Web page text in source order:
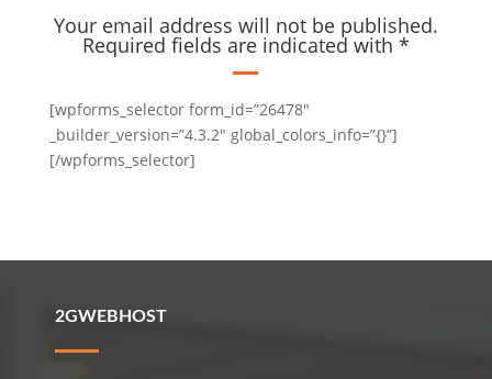
Your email address will not be published.
Required fields are indicated with *
[wpforms_selector form_id=”26478″
_builder_version=”4.3.2″ global_colors_info=”{}”]
[/wpforms_selector]
2GWEBHOST